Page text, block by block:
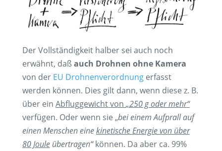
Der Vollständigkeit halber sei auch noch
erwähnt, daßauch Drohnen ohne Kamera
von der EU Drohnenverordnungerfasst
werden können. Dies gilt dann, wenn diese z. B.
über ein Abfluggewicht von „250 g oder mehr“
verfügen. Oder wenn sie „bei einem Aufprall auf
einen Menschen einekinetische Energie von über
80 Jouleübertragen“können. Da aber ca. 99%